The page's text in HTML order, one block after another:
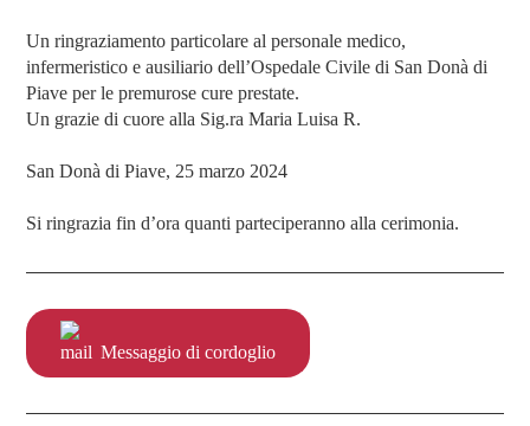
Un ringraziamento particolare al personale medico,
infermeristico e ausiliario dell’Ospedale Civile di San Donà di
Piave per le premurose cure prestate.
Un grazie di cuore alla Sig.ra Maria Luisa R.
San Donà di Piave, 25 marzo 2024
Si ringrazia fin d’ora quanti parteciperanno alla cerimonia.
Messaggio di cordoglio